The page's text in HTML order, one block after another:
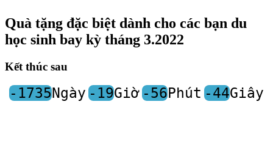
Quà tặng đặc biệt dành cho các bạn du
học sinh bay kỳ tháng 3.2022
Kết thúc sau
-1735Ngày-19Giờ-56Phút -44Giây